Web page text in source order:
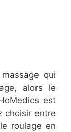
qui
alors le
est
choisir entre
roulage en